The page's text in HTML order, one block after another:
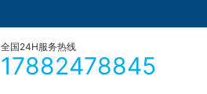
全国24H服务热线
17882478845